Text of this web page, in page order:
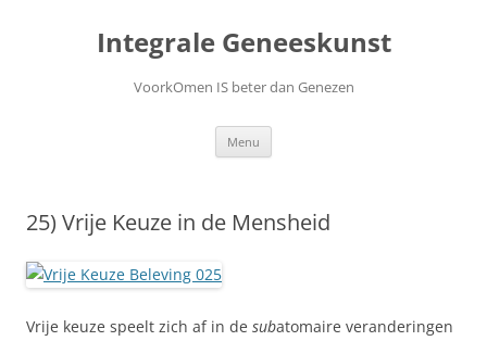
Integrale Geneeskunst
VoorkOmen IS beter dan Genezen
Menu
25) Vrije Keuze in de Mensheid
Vrije keuze speelt zich af in de subatomaire veranderingen